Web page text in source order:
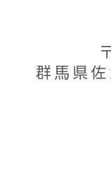
群馬県